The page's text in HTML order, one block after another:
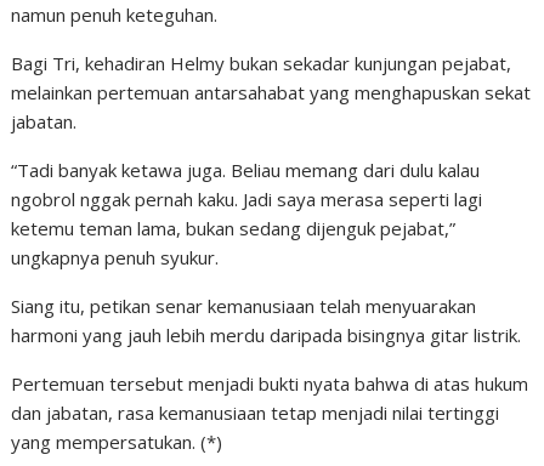
namun penuh keteguhan.
Bagi Tri, kehadiran Helmy bukan sekadar kunjungan pejabat,
melainkan pertemuan antarsahabat yang menghapuskan sekat
jabatan.
“Tadi banyak ketawa juga. Beliau memang dari dulu kalau
ngobrol nggak pernah kaku. Jadi saya merasa seperti lagi
ketemu teman lama, bukan sedang dijenguk pejabat,”
ungkapnya penuh syukur.
Siang itu, petikan senar kemanusiaan telah menyuarakan
harmoni yang jauh lebih merdu daripada bisingnya gitar listrik.
Pertemuan tersebut menjadi bukti nyata bahwa di atas hukum
dan jabatan, rasa kemanusiaan tetap menjadi nilai tertinggi
yang mempersatukan. (*)